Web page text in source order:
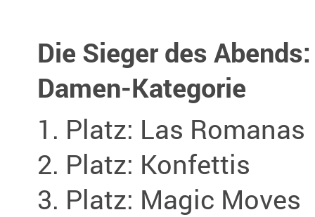
Die Sieger des Abends:
Damen-Kategorie
Platz: Las Romanas
Platz: Konfettis
Platz: Magic Moves